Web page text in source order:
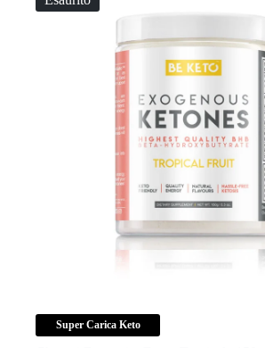
Super Carica Keto